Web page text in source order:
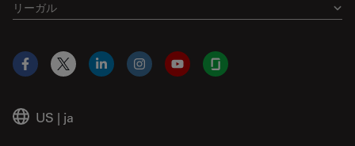
リーガル
US | ja
Facebook
X LinkedInInstagramYouTubeGlassdoor